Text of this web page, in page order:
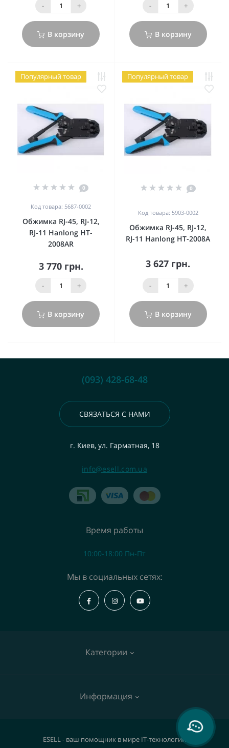
- +
В корзину
- +
В корзину
Популярный товар
0
Код товара: 5687-0002
Обжимка RJ-45, RJ-12,
RJ-11 Hanlong HT-
2008AR
3 770 грн.
- +
В корзину
Популярный товар
0
Код товара: 5903-0002
Обжимка RJ-45, RJ-12,
RJ-11 Hanlong HT-2008A
3 627 грн.
- +
В корзину
(093) 428-68-48
СВЯЗАТЬСЯ С НАМИ
г. Киев, ул. Гарматная, 18
info@esell.com.ua
Категории
Видеокамеры
Информация
Время работы
10:00-18:00 Пн-Пт
Мы в социальных сетях:
ESELL - ваш помощник в мире IT-технологий